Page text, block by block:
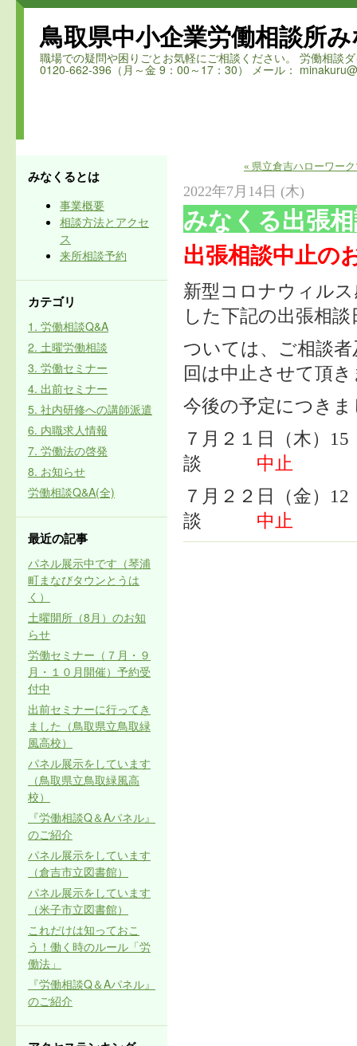
鳥取県中小企業労働相談所
職場での疑問や困りごとお気軽にご相談ください。 労働相
0120-662-396（月～金 9：00～17：30） メール：
みなくるとは
事業概要
相談方法とアクセ
ス
来所相談予約
カテゴリ
1. 労働相談Q&A
2. 土曜労働相談
3. 労働セミナー
4. 出前セミナー
5. 社内研修への講師派遣
6. 内職求人情報
7. 労働法の啓発
8. お知らせ
労働相談Q&A(全)
最近の記事
パネル展示中です（琴浦
町まなびタウンとうは
く）
土曜開所（8月）のお知
らせ
労働セミナー（７月・９
月・１０月開催）予約受
付中
出前セミナーに行ってき
ました（鳥取県立鳥取緑
風高校）
パネル展示をしています
（鳥取県立鳥取緑風高
校）
『労働相談Q＆Aパネル』
のご紹介
パネル展示をしています
（倉吉市立図書館）
パネル展示をしています
（米子市立図書館）
これだけは知っておこ
う！働く時のルール「労
働法」
『労働相談Q＆Aパネル』
のご紹介
« 県立倉吉ハローワー
2022年7月14日 (木)
みなくる出張
出張相談中止の
新型コロナウィル
した下記の出張相
ついては、ご相談
回は中止させて頂
今後の予定につき
７月２１日（木）
談 中止
７月２２日（金）
談 中止